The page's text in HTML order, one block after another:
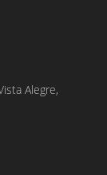
Alegre,